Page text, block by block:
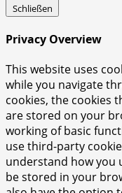
Schließen
Privacy Overview
This website uses
while you navigate
cookies, the cookies
are stored on your
working of basic
use third-party
understand how you
be stored in your